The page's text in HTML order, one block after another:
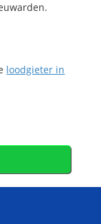
loodgieter in